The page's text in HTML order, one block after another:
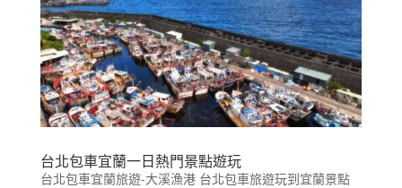
台北包車宜蘭一日熱門景點遊玩
台北包車宜蘭旅遊-大溪漁港 台北包車旅遊玩到宜蘭景點